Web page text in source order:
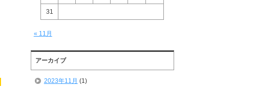
31
« 11月
アーカイブ
2023年11月 (1)